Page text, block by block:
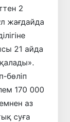
2
жағдайда
21 айда
бөліп
170 000
аз
суға